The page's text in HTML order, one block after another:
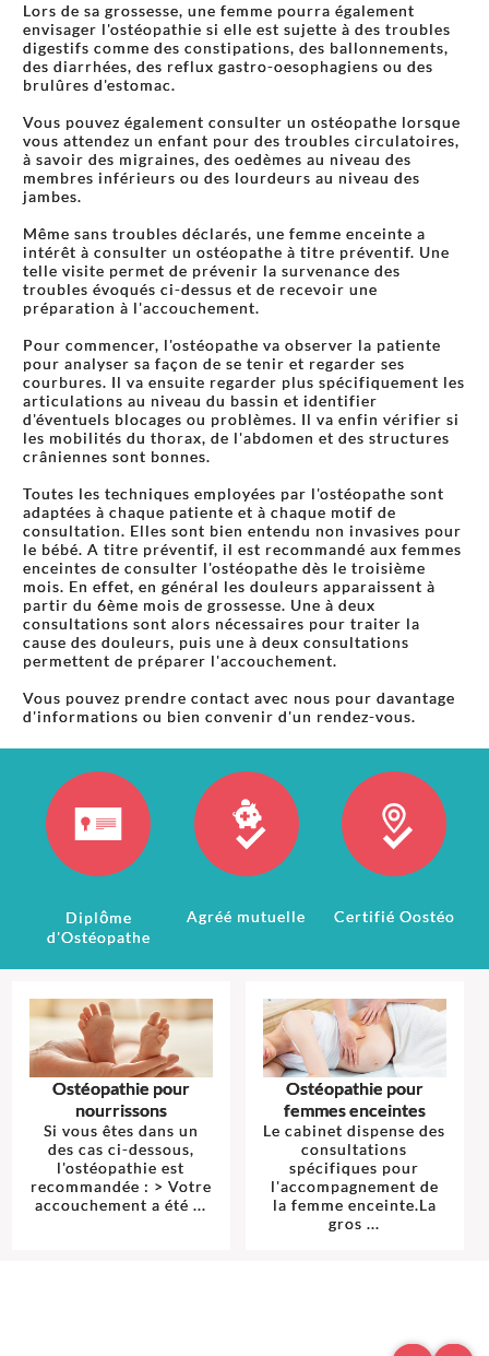
Lors de sa grossesse, une femme pourra également
envisager l'ostéopathie si elle est sujette à des troubles
digestifs comme des constipations, des ballonnements,
des diarrhées, des reflux gastro-oesophagiens ou des
brulûres d'estomac.
Vous pouvez également consulter un ostéopathe lorsque
vous attendez un enfant pour des troubles circulatoires,
à savoir des migraines, des oedèmes au niveau des
membres inférieurs ou des lourdeurs au niveau des
jambes.
Même sans troubles déclarés, une femme enceinte a
intérêt à consulter un ostéopathe à titre préventif. Une
telle visite permet de prévenir la survenance des
troubles évoqués ci-dessus et de recevoir une
préparation à l'accouchement.
Pour commencer, l'ostéopathe va observer la patiente
pour analyser sa façon de se tenir et regarder ses
courbures. Il va ensuite regarder plus spécifiquement les
articulations au niveau du bassin et identifier
d'éventuels blocages ou problèmes. Il va enfin vérifier si
les mobilités du thorax, de l'abdomen et des structures
crâniennes sont bonnes.
Toutes les techniques employées par l'ostéopathe sont
adaptées à chaque patiente et à chaque motif de
consultation. Elles sont bien entendu non invasives pour
le bébé. A titre préventif, il est recommandé aux femmes
enceintes de consulter l'ostéopathe dès le troisième
mois. En effet, en général les douleurs apparaissent à
partir du 6ème mois de grossesse. Une à deux
consultations sont alors nécessaires pour traiter la
cause des douleurs, puis une à deux consultations
permettent de préparer l'accouchement.
Vous pouvez prendre contact avec nous pour davantage
d'informations ou bien convenir d'un rendez-vous.
Diplôme
d'Ostéopathe
Agréé mutuelle Certifié Oostéo
Ostéopathie pour
nourrissons
Si vous êtes dans un
des cas ci-dessous,
l'ostéopathie est
recommandée : > Votre
accouchement a été ...
Ostéopathie pour
femmes enceintes
Le cabinet dispense des
consultations
spécifiques pour
l'accompagnement de
la femme enceinte.La
gros ...